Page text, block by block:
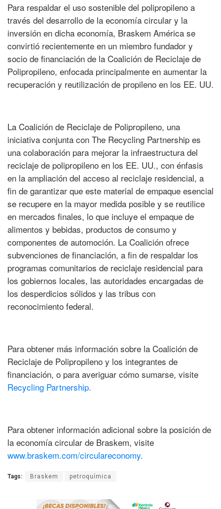
Para respaldar el uso sostenible del polipropileno a
través del desarrollo de la economía circular y la
inversión en dicha economía, Braskem América se
convirtió recientemente en un miembro fundador y
socio de financiación de la Coalición de Reciclaje de
Polipropileno, enfocada principalmente en aumentar la
recuperación y reutilización de propileno en los EE. UU.
La Coalición de Reciclaje de Polipropileno, una
iniciativa conjunta con The Recycling Partnership es
una colaboración para mejorar la infraestructura del
reciclaje de polipropileno en los EE. UU., con énfasis
en la ampliación del acceso al reciclaje residencial, a
fin de garantizar que este material de empaque esencial
se recupere en la mayor medida posible y se reutilice
en mercados finales, lo que incluye el empaque de
alimentos y bebidas, productos de consumo y
componentes de automoción. La Coalición ofrece
subvenciones de financiación, a fin de respaldar los
programas comunitarios de reciclaje residencial para
los gobiernos locales, las autoridades encargadas de
los desperdicios sólidos y las tribus con
reconocimiento federal.
Para obtener más información sobre la Coalición de
Reciclaje de Polipropileno y los integrantes de
financiación, o para averiguar cómo sumarse, visite
Recycling Partnership.
Para obtener información adicional sobre la posición de
la economía circular de Braskem, visite
www.braskem.com/circulareconomy.
Tags: Braskem petroquímica